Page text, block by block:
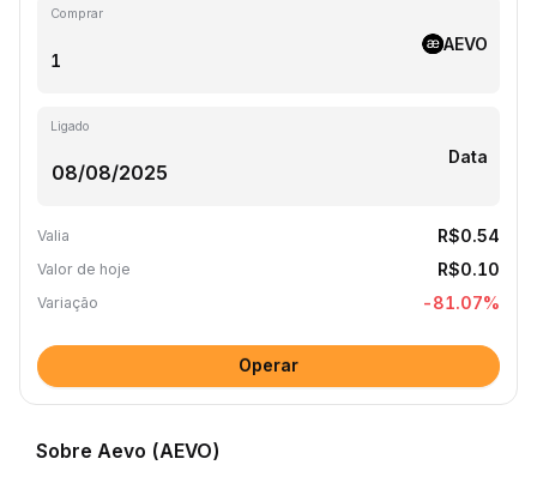
Comprar
AEVO
Ligado
Data
Valia R$0.54
Valor de hoje R$0.10
Variação -81.07%
Operar
Sobre Aevo (AEVO)